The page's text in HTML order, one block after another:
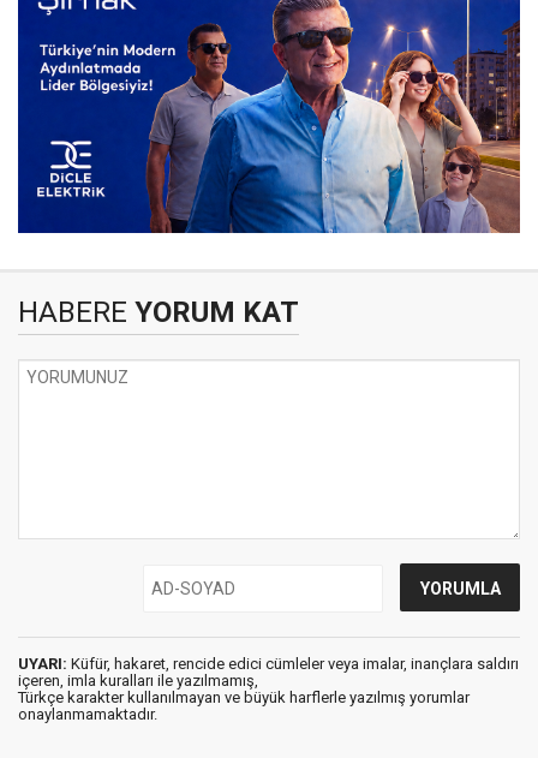
HABERE YORUM KAT
UYARI: Küfür, hakaret, rencide edici cümleler veya imalar, inançlara saldırı
içeren, imla kuralları ile yazılmamış,
Türkçe karakter kullanılmayan ve büyük harflerle yazılmış yorumlar
onaylanmamaktadır.